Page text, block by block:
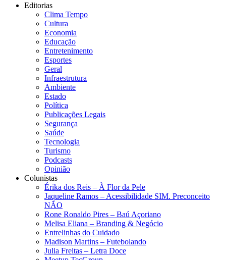
Editorias
Clima Tempo
Cultura
Economia
Educação
Entretenimento
Esportes
Geral
Infraestrutura
Ambiente
Estado
Política
Publicações Legais
Segurança
Saúde
Tecnologia
Turismo
Podcasts
Opinião
Colunistas
Érika dos Reis​ – À Flor da Pele
Jaqueline Ramos – Acessibilidade SIM. Preconceito
NÃO
Rone Ronaldo Pires – Baú Açoriano
Melisa Eliana – Branding & Negócio
Entrelinhas do Cuidado
Madison Martins – Futebolando
Julia Freitas​ – Letra Doce